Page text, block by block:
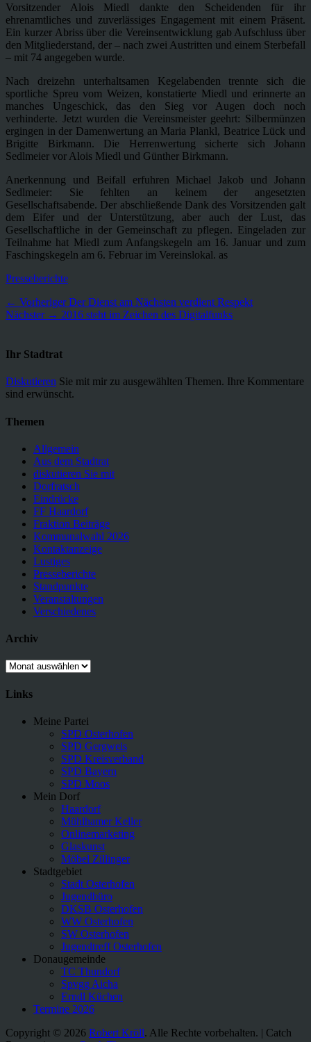
Vorsitzender Alois Miedl dankte den Scheidenden für ihr
ehrenamtliches und zuverlässiges Engagement mit einem Präsent.
Ein kurzer Abriss über die Vereinsentwicklung gab Aufschluss über
den Mitgliederstand, der – nach zwei Austritten und einem Sterbefall
– mit 74 angegeben wurde.
Nach dreizehn unterhaltsamen Kegelabenden trennte sich die
sportliche Spreu vom Weizen, konstatierte Miedl und erinnerte an
manches Ungeschick, das den Sieg vor Augen doch noch
verhinderte. Jetzt wurden die Vereinsmeister geehrt: Silbermünzen
ergingen in der Damenwertung an Maria Plankl, Beatrice Lück und
Brigitte Birkmann. Die Herrenwertung sicherte sich Johann
Sedlmeier vor Alois Miedl und Günther Birkmann.
Anerkennung und Beifall erfuhren Michael Jakob und Johann
Sedlmeier: Sie fehlten an keinem der angesetzten
Gesellschaftsabende. Der abschließende Dank des Vorsitzenden galt
dem Eifer und der Unterstützung, aber auch der Lust, das
Gesellschaftliche in der Gemeinschaft zu pflegen. Eingeladen zur
Teilnahme hat Miedl zum Anfangskegeln am 16. Januar und zum
Faschingskegeln am 6. Februar im Vereinslokal. as
Kategorien
Presseberichte
Beitragsnavigation
← Vorheriger Vorheriger
Beitrag:
Der Dienst am Nächsten verdient Respekt
Nächster → Nächster
2016 steht im Zeichen des Digitalfunks
Ihr Stadtrat
Diskutieren Sie mit mir zu ausgewählten Themen. Ihre Kommentare
sind erwünscht.
Themen
Allgemein
Aus dem Stadtrat
diskutieren Sie mit
Dorfratsch
Eindrücke
FF Haardorf
Fraktion Beiträge
Kommunalwahl 2026
Kontaktanzeige
Lustiges
Presseberichte
Standpunkte
Veranstaltungen
Verschiedenes
Archiv
Archiv
Links
Meine Partei
SPD Osterhofen
SPD Gergweis
SPD Kreisverband
SPD Bayern
SPD Moos
Mein Dorf
Haardorf
Mühlhamer Keller
Onlinemarketing
Glaskunst
Möbel Zillinger
Stadtgebiet
Stadt Osterhofen
Jugendbüro
DKSB Osterhofen
WW Osterhofen
SW Osterhofen
Jugendtreff Osterhofen
Donaugemeinde
TC Thundorf
Spvgg Aicha
Erndl Küchen
Termine 2026
Copyright © 2026 Robert Kröll. Alle Rechte vorbehalten. | Catch